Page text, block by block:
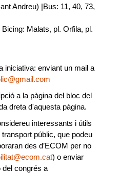
Andreu) |Bus: 11, 40, 73,
Malats, pl. Orfila, pl.
iniciativa: enviant un mail a
a la pàgina del bloc del
dreta d'aquesta pàgina.
interessants i útils
públic, que podeu
des d’ECOM per no
) o enviar
del congrés a